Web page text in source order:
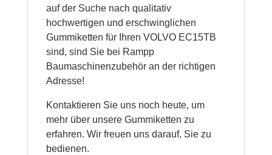
auf der Suche nach qualitativ
hochwertigen und erschwinglichen
Gummiketten für Ihren VOLVO EC15TB
sind, sind Sie bei Rampp
Baumaschinenzubehör an der richtigen
Adresse!
Kontaktieren Sie uns noch heute, um
mehr über unsere Gummiketten zu
erfahren. Wir freuen uns darauf, Sie zu
bedienen.